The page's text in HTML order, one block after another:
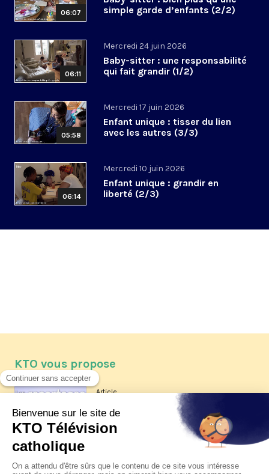
06:07
simple garde d’enfants (2/2)
06:11
Mercredi 24 juin 2026
Baby-sitter : une responsabilité
qui fait grandir (1/2)
05:58
Mercredi 17 juin 2026
Enfant unique : tisser du lien
avec les autres (3/3)
06:14
Mercredi 10 juin 2026
Enfant unique : grandir en
liberté (2/3)
KTO vous propose
Article
Les reportages d'été 2026 de KTO
La visite pastorale du pape Léon
XIV à Assise à suivre sur KTO le